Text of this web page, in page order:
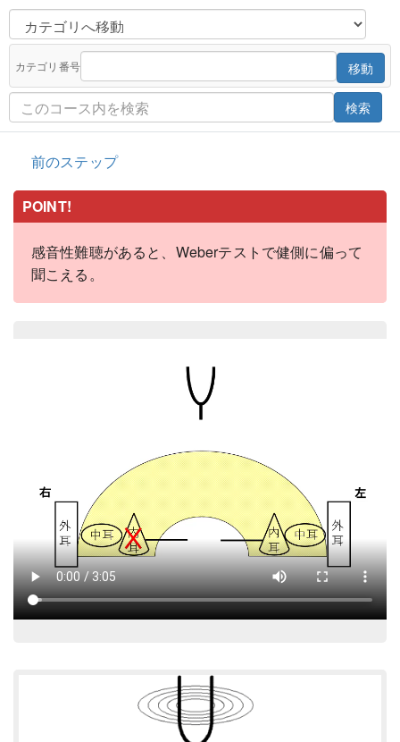
カテゴリ番号 移動
検索
前のステップ
POINT!
感音性難聴があると、Weberテストで健側に偏って
聞こえる。